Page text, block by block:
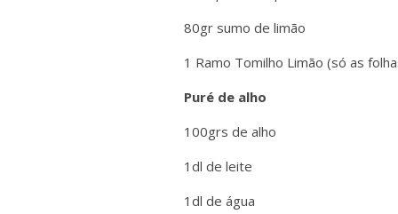
80gr sumo de limão
1 Ramo Tomilho Limão (só as
Puré de alho
100grs de alho
1dl de leite
1dl de água